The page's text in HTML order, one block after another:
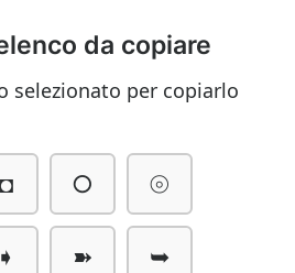
da copiare
selezionato per copiarlo
◘ ○ ⦾
➧ ➽ ➥